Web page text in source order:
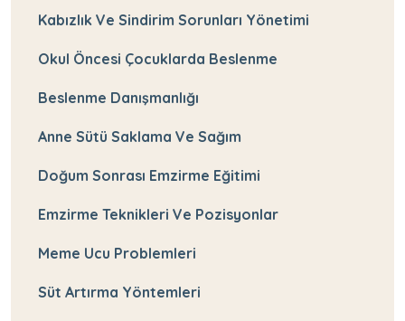
Kabızlık Ve Sindirim Sorunları Yönetimi
Okul Öncesi Çocuklarda Beslenme
Beslenme Danışmanlığı
Anne Sütü Saklama Ve Sağım
Doğum Sonrası Emzirme Eğitimi
Emzirme Teknikleri Ve Pozisyonlar
Meme Ucu Problemleri
Süt Artırma Yöntemleri